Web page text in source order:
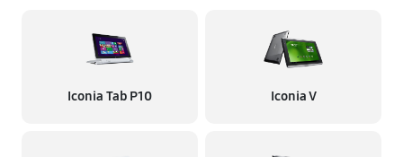
Iconia Tab P10 Iconia V